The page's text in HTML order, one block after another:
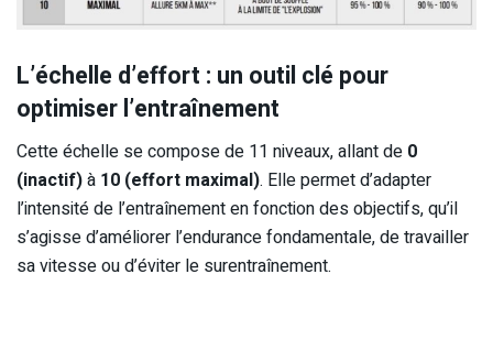
L’échelle d’effort : un outil clé pour
optimiser l’entraînement
Cette échelle se compose de 11 niveaux, allant de 0
(inactif)à 10 (effort maximal). Elle permet d’adapter
l’intensité de l’entraînement en fonction des objectifs, qu’il
s’agisse d’améliorer l’endurance fondamentale, de travailler
sa vitesse ou d’éviter le surentraînement.